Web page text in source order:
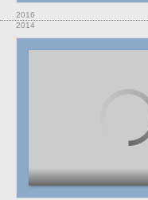
2016
2014